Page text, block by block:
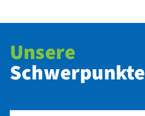
Unsere
Schwerpunkte